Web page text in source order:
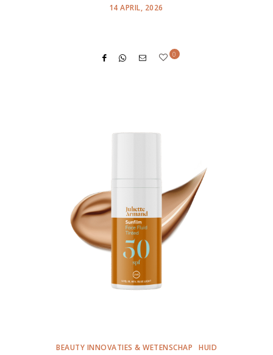
POSTED
14 APRIL, 2026
0
BEAUTY INNOVATIES & WETENSCHAP HUID